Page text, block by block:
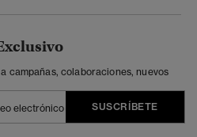
campañas, colaboraciones, nuevos
SUSCRÍBETE